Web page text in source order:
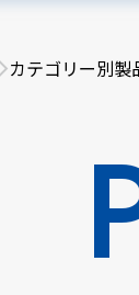
カテゴリー別製